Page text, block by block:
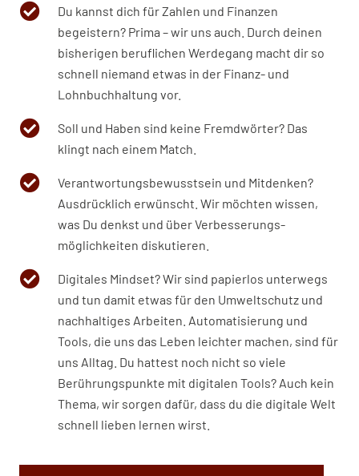
Du kannst dich für Zahlen und Finanzen
begeistern? Prima – wir uns auch. Durch deinen
bisherigen beruflichen Werdegang macht dir so
schnell niemand etwas in der Finanz- und
Lohnbuchhaltung vor.
Soll und Haben sind keine Fremdwörter? Das
klingt nach einem Match.
Verantwortungsbewusstsein und Mitdenken?
Ausdrücklich erwünscht. Wir möchten wissen,
was Du denkst und über Verbesserungs­
möglichkeiten diskutieren.
Digitales Mindset? Wir sind papierlos unterwegs
und tun damit etwas für den Umweltschutz und
nachhaltiges Arbeiten. Automatisierung und
Tools, die uns das Leben leichter machen, sind für
uns Alltag. Du hattest noch nicht so viele
Berührungs­punkte mit digitalen Tools? Auch kein
Thema, wir sorgen dafür, dass du die digitale Welt
schnell lieben lernen wirst.